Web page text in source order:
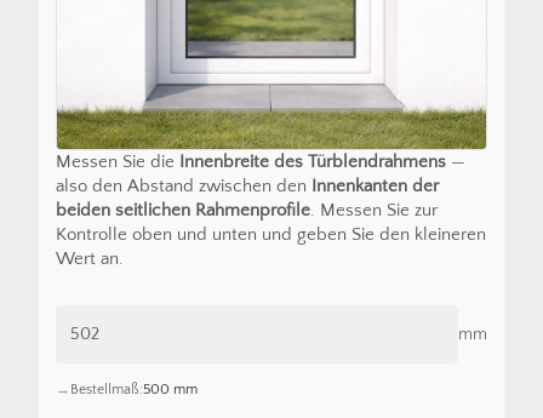
Messen Sie die Innenbreite des Türblendrahmens—
also den Abstand zwischen den Innenkanten der
beiden seitlichen Rahmenprofile. Messen Sie zur
Kontrolle oben und unten und geben Sie den kleineren
Wert an.
mm
Bestellmaß:500 mm